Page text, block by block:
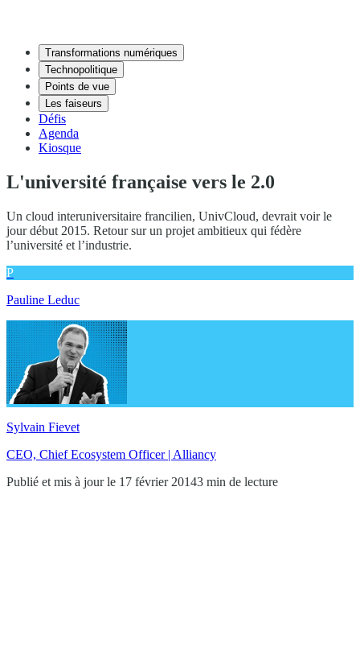
Transformations numériques
Technopolitique
Points de vue
Les faiseurs
Défis
Agenda
Kiosque
L'université française vers le 2.0
Un cloud interuniversitaire francilien, UnivCloud, devrait voir le
jour début 2015. Retour sur un projet ambitieux qui fédère
l’université et l’industrie.
P
Pauline Leduc
Sylvain Fievet
CEO, Chief Ecosystem Officer | Alliancy
Publié et mis à jour le 17 février 20143 min de lecture